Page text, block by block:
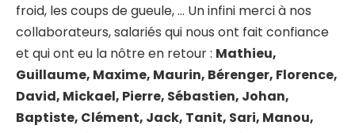
froid, les coups de gueule, … Un infini merci à nos
collaborateurs, salariés qui nous ont fait confiance
et qui ont eu la nôtre en retour : Mathieu,
Guillaume, Maxime, Maurin, Bérenger, Florence,
David, Mickael, Pierre, Sébastien, Johan,
Baptiste, Clément, Jack, Tanit, Sari, Manou,